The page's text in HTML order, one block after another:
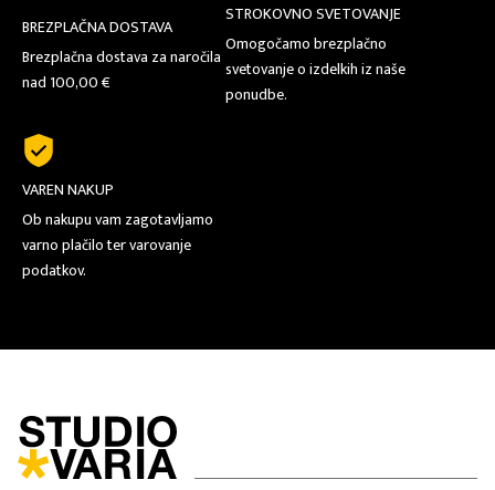
BREZPLAČNA DOSTAVA
Brezplačna dostava za naročila
nad 100,00 €
STROKOVNO SVETOVANJE
Omogočamo brezplačno
svetovanje o izdelkih iz naše
ponudbe.
VAREN NAKUP
Ob nakupu vam zagotavljamo
varno plačilo ter varovanje
podatkov.